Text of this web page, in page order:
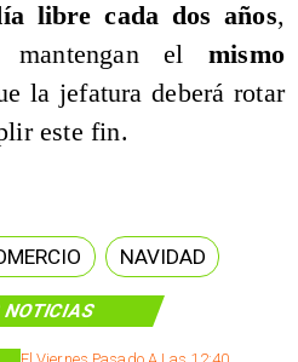
libre cada dos años,
mantengan elmismo
la jefatura deberá rotar
este fin.
NAVIDAD